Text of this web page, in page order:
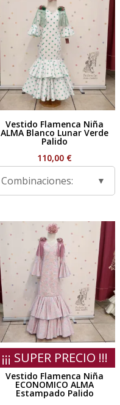
Vestido Flamenca Niña
ALMA Blanco Lunar Verde
Palido
110,00 €
Combinaciones:
¡¡¡ SUPER PRECIO !!!
Vestido Flamenca Niña
ECONOMICO ALMA
Estampado Palido